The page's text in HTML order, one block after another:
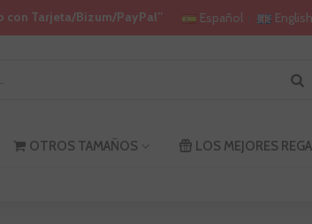
con Tarjeta/Bizum/PayPal” Español English
OTROS TAMAÑOS LOS MEJORES